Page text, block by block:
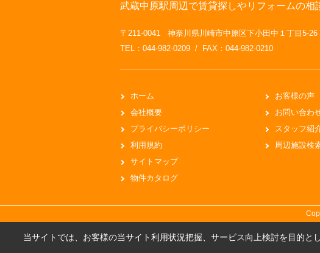
武蔵中原駅周辺で賃貸探しやリフォームの
〒211-0041 神奈川県川崎市中原区下小田中１丁目5-26
TEL：044-982-0209 / FAX：044-982-0210
ホーム
会社概要
プライバシーポリシー
利用規約
サイトマップ
物件カタログ
お客様の声
お問い合わ
スタッフ紹
周辺施設検
当サイトでは、お客様の当サイト利用状況把握、サービス向上検討を目的と